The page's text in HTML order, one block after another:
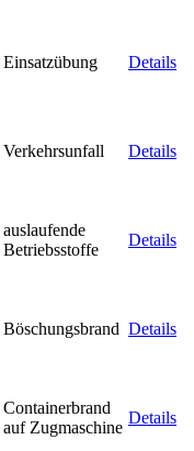
Einsatzübung Details
Verkehrsunfall Details
auslaufende
Betriebsstoffe
Details
Böschungsbrand Details
Containerbrand
auf Zugmaschine
Details